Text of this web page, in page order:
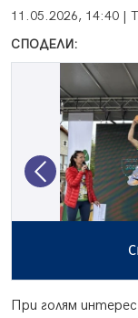
11.05.2026, 14:40 |
СПОДЕЛИ:
Previous
При голям